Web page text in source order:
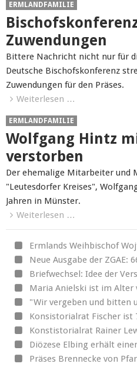
ERMLANDFAMILIE
Zuwendungen
Bittere Nachricht nicht nur für
Deutsche Bischofskonferenz
Zuwendungen für den Präses.
Weiterlesen …
ERMLANDFAMILIE
Wolfgang Hintz
verstorben
Der ehemalige Mitarbeiter und
"Leutesdorfer Kreises",
Jahren in Münster.
Weiterlesen …
Ermlands Weihbischof
Neue Ausgabe der ZGAE:
Briefwechsel: Idee der
Maria Anielski ist im Alter
"Wir vergeben und bitten
Konsistorialrat Fischer ist
Konstistorialrat Rainer
Diözese Elbing erhält
Präses Brennecke von